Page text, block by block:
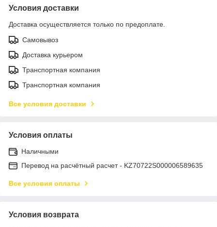
Условия доставки
Доставка осуществляется только по предоплате.
Самовывоз
Доставка курьером
Транспортная компания
Транспортная компания
Все условия доставки
Условия оплаты
Наличными
Перевод на расчётный расчет - KZ70722S000006589635
Все условия оплаты
Условия возврата